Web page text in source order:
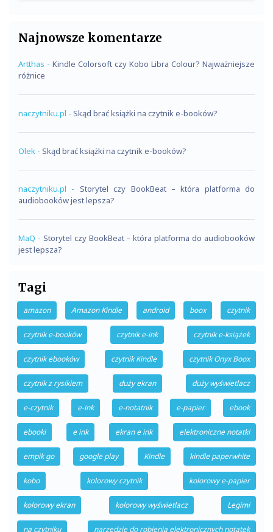
Najnowsze komentarze
Artthas - Kindle Colorsoft czy Kobo Libra Colour? Najważniejsze
różnice
naczytniku.pl - Skąd brać książki na czytnik e-booków?
Olek - Skąd brać książki na czytnik e-booków?
naczytniku.pl - Storytel czy BookBeat – która platforma do
audiobooków jest lepsza?
MaQ - Storytel czy BookBeat – która platforma do audiobooków
jest lepsza?
Tagi
amazon Amazon Kindle android boox czytnik
czytnik e-booków czytnik e-ink czytnik e-książek
czytnik ebooków czytnik Kindle czytnik Onyx Boox
czytnik z rysikiem duży ekran duży wyświetlacz
e-czytnik e-ink e-notatnik e-papier ebook
ebooki e ink ekran e ink elektroniczne notatki
empik go google play Kindle kindle paperwhite
kobo kolorowy czytnik kolorowy e-papier
kolorowy ekran kolorowy wyświetlacz Legimi
na czytniku narzędzie do robienia elektronicznych notatek